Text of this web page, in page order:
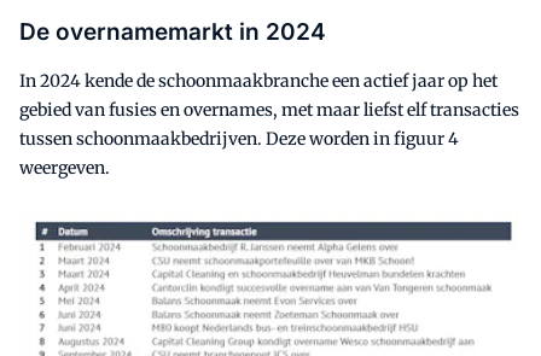
De overnamemarkt in 2024
In 2024 kende de schoonmaakbranche een actief jaar op het
gebied van fusies en overnames, met maar liefst elf transacties
tussen schoonmaakbedrijven. Deze worden in figuur 4
weergeven.